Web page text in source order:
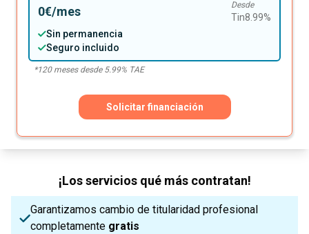
0€/mes Desde
Tin8.99%
Sin permanencia
Seguro incluido
*120meses desde 5.99% TAE
Solicitar financiación
¡Los servicios qué más contratan!
Garantizamos cambio de titularidad profesional
completamente gratis